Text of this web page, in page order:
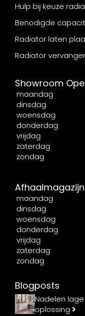
Hulp bij keuze
Benodigde
Radiator laten
Radiator
Showroom
maandag
dinsdag
woensdag
donderdag
vrijdag
zaterdag
zondag
maandag
dinsdag
woensdag
donderdag
vrijdag
zaterdag
zondag
Blogposts
Nadelen
oplossing